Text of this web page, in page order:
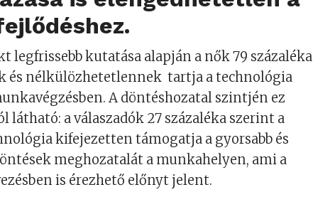
legfrissebb kutatása alapján a nők 79 százaléka
és nélkülözhetetlennek tartja a technológia
A döntéshozatal szintjén ez
látható: a válaszadók 27 százaléka szerint a
kifejezetten támogatja a gyorsabb és
meghozatalát a munkahelyen, ami a
is érezhető előnyt jelent.